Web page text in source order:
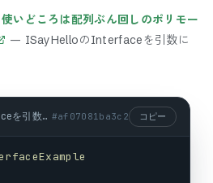
いどころは配列ぶん回しのポリモー
— ISayHelloのInterfaceを引数に
ISayHelloのInterfaceを引数に取る関数を作ってみる (csharp) #af07081ba3c2 コピー